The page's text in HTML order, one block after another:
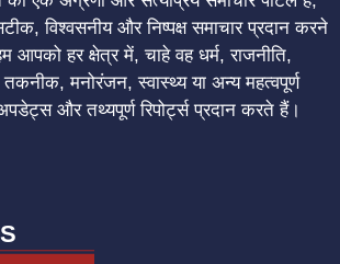
विश्वसनीय और निष्पक्ष समाचार प्रदान करने
आपको हर क्षेत्र में, चाहे वह धर्म, राजनीति,
मनोरंजन, स्वास्थ्य या अन्य महत्वपूर्ण
और तथ्यपूर्ण रिपोर्ट्स प्रदान करते हैं।